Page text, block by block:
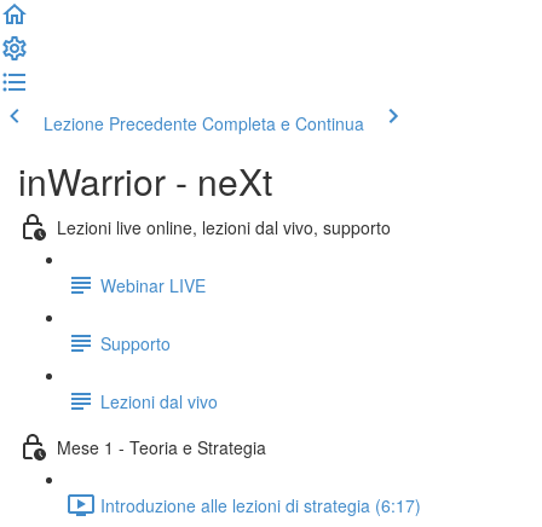
Lezione Precedente Completa e Continua
inWarrior - neXt
Lezioni live online, lezioni dal vivo, supporto
Webinar LIVE
Supporto
Lezioni dal vivo
Mese 1 - Teoria e Strategia
Introduzione alle lezioni di strategia (6:17)